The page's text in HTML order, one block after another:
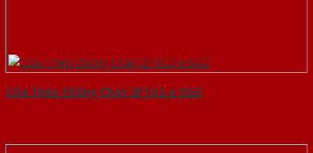
Cửa Thép Chống Cháy 2P1G2-a-SGD